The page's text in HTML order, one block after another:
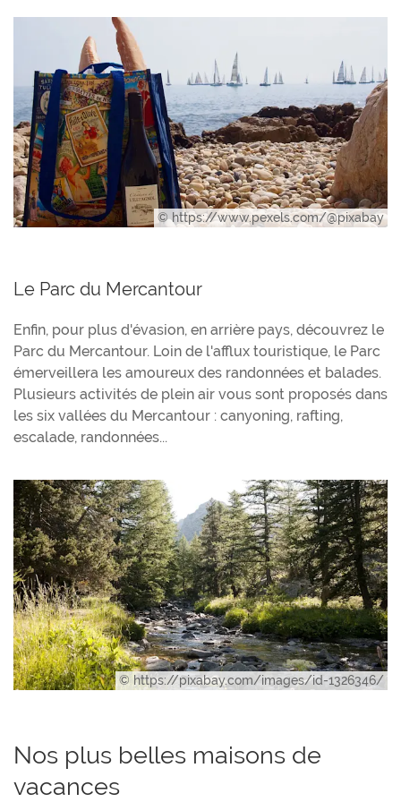
© https://www.pexels.com/@pixabay
Le Parc du Mercantour
Enfin, pour plus d'évasion, en arrière pays, découvrez le
Parc du Mercantour. Loin de l'afflux touristique, le Parc
émerveillera les amoureux des randonnées et balades.
Plusieurs activités de plein air vous sont proposés dans
les six vallées du Mercantour : canyoning, rafting,
escalade, randonnées...
© https://pixabay.com/images/id-1326346/
Nos plus belles maisons de
vacances